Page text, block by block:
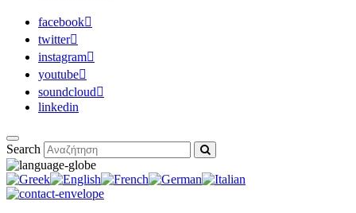
facebook
twitter
instagram
youtube
soundcloud
linkedin
Search